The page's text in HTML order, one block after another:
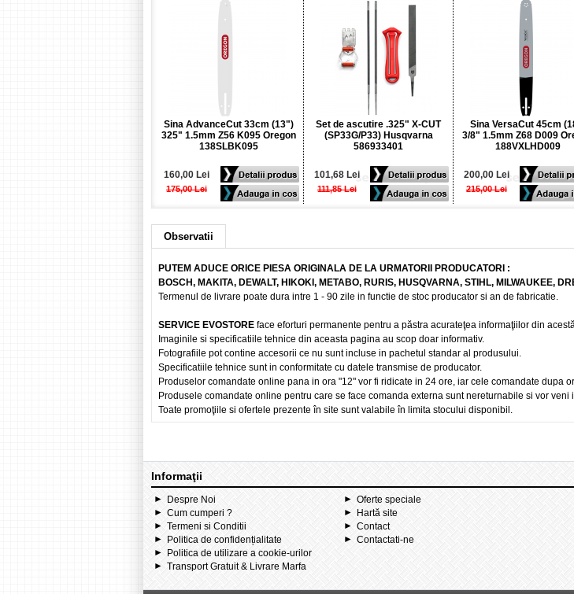
Sina AdvanceCut 33cm (13")
325" 1.5mm Z56 K095 Oregon
138SLBK095
160,00 Lei
175,00 Lei
Set de ascutire .325" X-CUT
(SP33G/P33) Husqvarna
586933401
101,68 Lei
111,85 Lei
Sina VersaCut 45cm
3/8" 1.5mm Z68 D009
188VXLHD009
200,00 Lei
215,00 Lei
Observatii
PUTEM ADUCE ORICE PIESA ORIGINALA DE LA URMATORII PRODUCATORI :
BOSCH, MAKITA, DEWALT, HIKOKI, METABO, RURIS, HUSQVARNA, STIHL, MILWAUKEE,
Termenul de livrare poate dura intre 1 - 90 zile in functie de stoc producator si an de fabricatie.
SERVICE EVOSTORE face eforturi permanente pentru a păstra acurateţea informaţiilor din
Imaginile si specificatiile tehnice din aceasta pagina au scop doar informativ.
Fotografiile pot contine accesorii ce nu sunt incluse in pachetul standar al produsului.
Specificatiile tehnice sunt in conformitate cu datele transmise de producator.
Produselor comandate online pana in ora "12" vor fi ridicate in 24 ore, iar cele comandate dupa
Produsele comandate online pentru care se face comanda externa sunt nereturnabile si vor
Toate promoţiile si ofertele prezente în site sunt valabile în limita stocului disponibil.
Informaţii
Despre Noi
Cum cumperi ?
Termeni si Conditii
Politica de confidențialitate
Politica de utilizare a cookie-urilor
Transport Gratuit & Livrare Marfa
Oferte speciale
Hartă site
Contact
Contactati-ne